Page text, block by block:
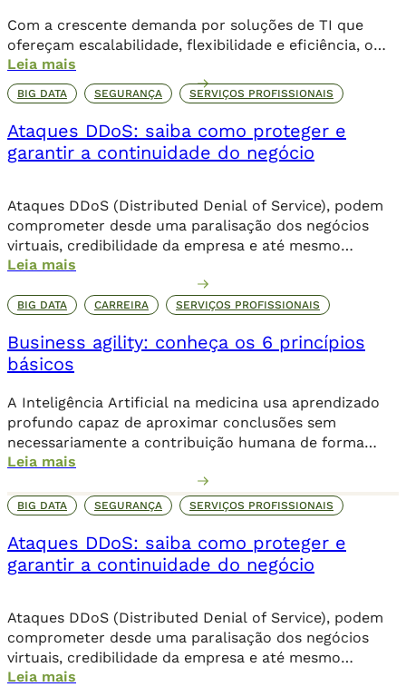
Com a crescente demanda por soluções de TI que
ofereçam escalabilidade, flexibilidade e eficiência, o
data center moderno demanda arquiteturas cada vez
mais inteligentes e automatizadas para lidar com a
complexidade crescente da infraestrutura. Nesse
cenário, o Juniper Apstra se destaca como uma
plataforma inovadora para a automação de redes em
data centers, proporcionando uma […]
Leia mais
BIG DATA SEGURANÇA SERVIÇOS PROFISSIONAIS
Ataques DDoS: saiba como proteger e
garantir a continuidade do negócio
Ataques DDoS (Distributed Denial of Service), podem
comprometer desde uma paralisação dos negócios
virtuais, credibilidade da empresa e até mesmo
corromper dados importantes da companhia. Além de
comprometer o seu posicionamento no ambiente
online, os danos podem ser irreparáveis. Alguns dos
de dados através de um ransomware, que […]
Leia mais
BIG DATA CARREIRA SERVIÇOS PROFISSIONAIS
Business agility: conheça os 6 princípios
básicos
A Inteligência Artificial na medicina usa aprendizado
profundo capaz de aproximar conclusões sem
necessariamente a contribuição humana de forma
direta.
Leia mais
BIG DATA SEGURANÇA SERVIÇOS PROFISSIONAIS
Ataques DDoS: saiba como proteger e
garantir a continuidade do negócio
Ataques DDoS (Distributed Denial of Service), podem
comprometer desde uma paralisação dos negócios
virtuais, credibilidade da empresa e até mesmo
corromper dados importantes da companhia. Além de
Leia mais